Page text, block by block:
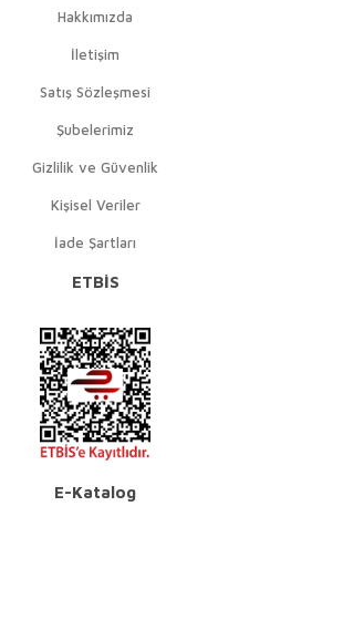
Hakkımızda
İletişim
Satış Sözleşmesi
Şubelerimiz
Gizlilik ve Güvenlik
Kişisel Veriler
İade Şartları
ETBİS
E-Katalog